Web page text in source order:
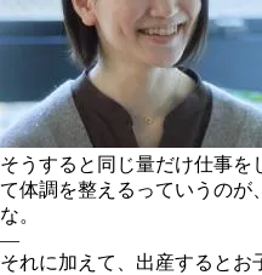
そうすると同じ量だけ仕事を
て体調を整えるっていうのが
な。
―
それに加えて、出産すると